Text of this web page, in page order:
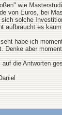
wie
von Euros, bei
sich solche
aufbraucht es
habe ich
Denke aber
auf die Antworten